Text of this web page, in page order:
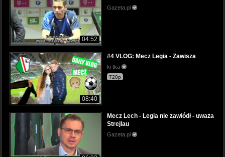
04:52
Gazeta.pl
08:40
#4 VLOG: Mecz Legia - Zawisza
ki tka
720p
Mecz Lech - Legia nie zawiódł - uważa
Strejlau
Gazeta.pl